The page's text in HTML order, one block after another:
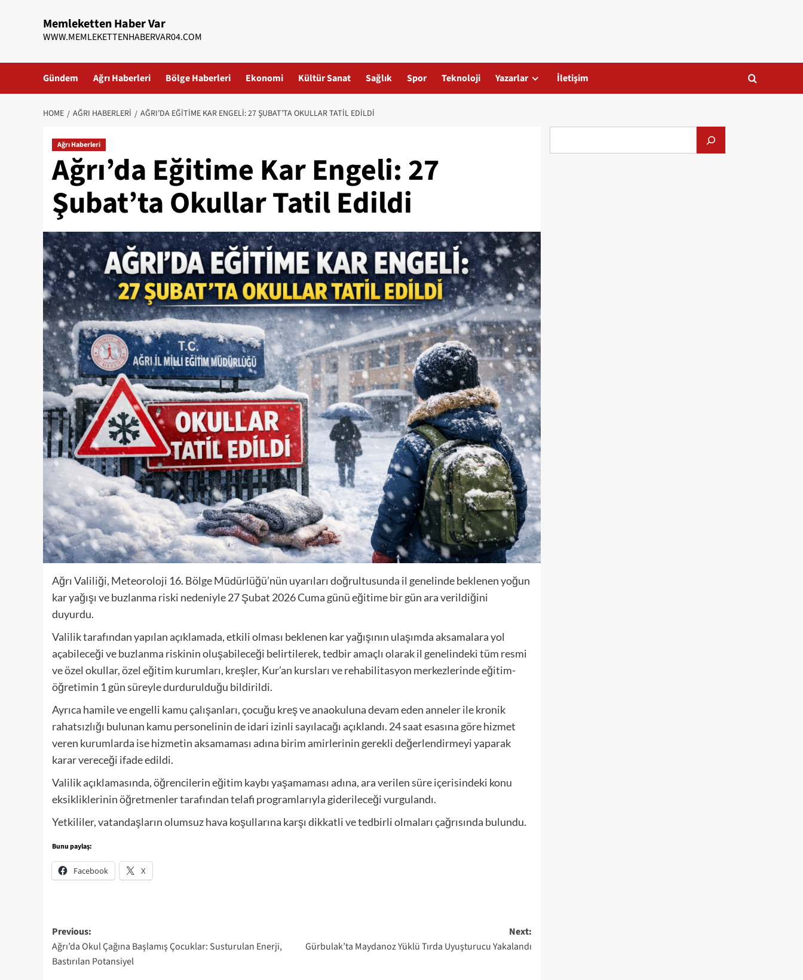
Memleketten Haber Var
WWW.MEMLEKETTENHABERVAR04.COM
Gündem Ağrı Haberleri Bölge Haberleri Ekonomi Kültür Sanat Sağlık Spor Teknoloji Yazarlar İletişim
HOME AĞRI HABERLERI AĞRI’DA EĞITIME KAR ENGELI: 27 ŞUBAT’TA OKULLAR TATIL EDILDI
Ağrı Haberleri
Ağrı’da Eğitime Kar Engeli: 27
Şubat’ta Okullar Tatil Edildi
Ağrı Valiliği, Meteoroloji 16. Bölge Müdürlüğü’nün uyarıları doğrultusunda il genelinde beklenen yoğun
kar yağışı ve buzlanma riski nedeniyle 27 Şubat 2026 Cuma günü eğitime bir gün ara verildiğini
duyurdu.
Valilik tarafından yapılan açıklamada, etkili olması beklenen kar yağışının ulaşımda aksamalara yol
açabileceği ve buzlanma riskinin oluşabileceği belirtilerek, tedbir amaçlı olarak il genelindeki tüm resmi
ve özel okullar, özel eğitim kurumları, kreşler, Kur’an kursları ve rehabilitasyon merkezlerinde eğitim-
öğretimin 1 gün süreyle durdurulduğu bildirildi.
Ayrıca hamile ve engelli kamu çalışanları, çocuğu kreş ve anaokuluna devam eden anneler ile kronik
rahatsızlığı bulunan kamu personelinin de idari izinli sayılacağı açıklandı. 24 saat esasına göre hizmet
veren kurumlarda ise hizmetin aksamaması adına birim amirlerinin gerekli değerlendirmeyi yaparak
karar vereceği ifade edildi.
Valilik açıklamasında, öğrencilerin eğitim kaybı yaşamaması adına, ara verilen süre içerisindeki konu
eksikliklerinin öğretmenler tarafından telafi programlarıyla giderileceği vurgulandı.
Yetkililer, vatandaşların olumsuz hava koşullarına karşı dikkatli ve tedbirli olmaları çağrısında bulundu.
Bunu paylaş:
Facebook X
Post
navigation
Previous:
Ağrı’da Okul Çağına Başlamış Çocuklar: Susturulan Enerji,
Bastırılan Potansiyel
Next:
Gürbulak’ta Maydanoz Yüklü Tırda Uyuşturucu Yakalandı